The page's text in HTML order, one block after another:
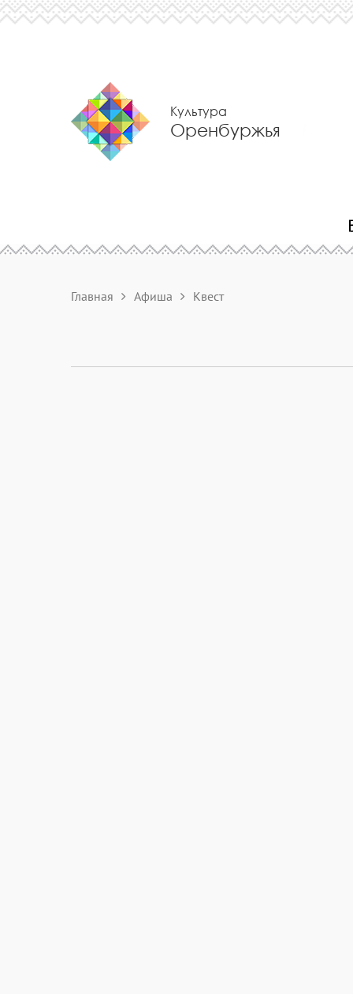
Культура
Оренбуржья
Главная Афиша Квест